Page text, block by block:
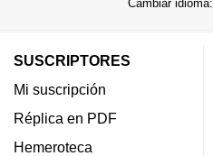
SUSCRIPTORES
Mi suscripción
Réplica en PDF
Hemeroteca